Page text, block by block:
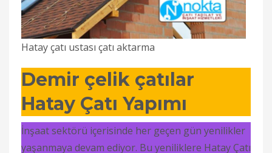
Hatay çatı ustası çatı aktarma
Demir çelik çatılar
Hatay Çatı Yapımı
İnşaat sektörü içerisinde her geçen gün yenilikler
yaşanmaya devam ediyor. Bu yeniliklere Hatay Çatı